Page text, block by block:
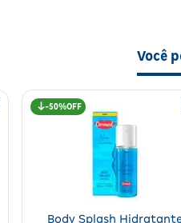
brancas e madeiras nobres;
e personalidade.
ylang e Tuberosa.
Você
50%
Body Splash